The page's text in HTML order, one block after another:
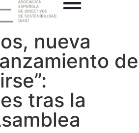
nueva
de
tras la